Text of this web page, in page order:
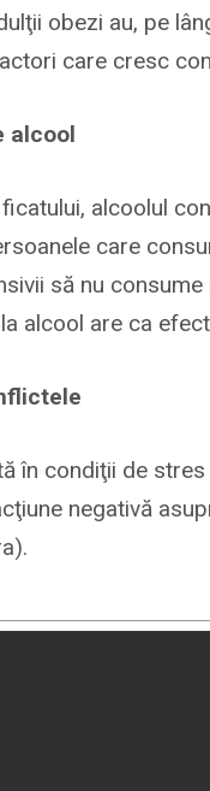
obezi au, pe
care cresc
alcool
alcoolul
care
să nu
alcool are ca
în condiţii de
negativă